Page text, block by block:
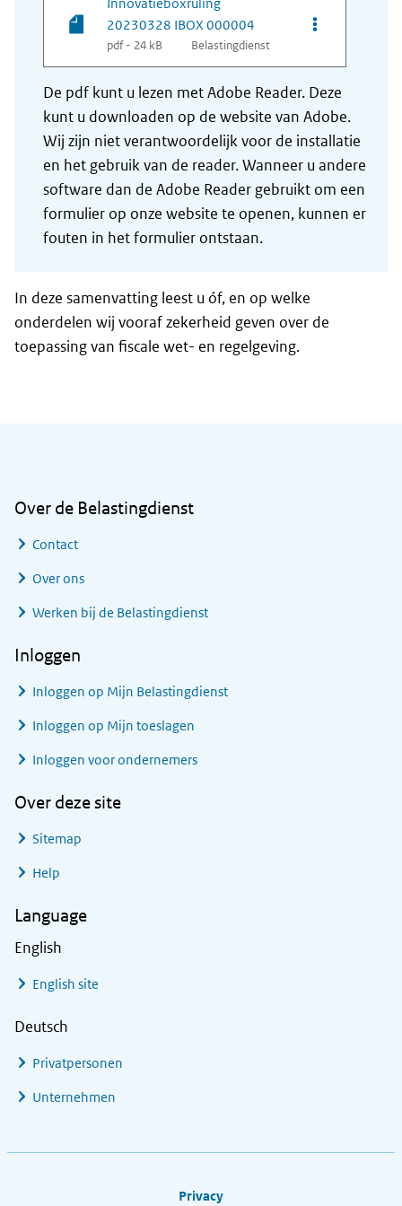
20230328 IBOX 000004
pdf - 24 kB Belastingdienst
Opties van
De pdf kunt u lezen met Adobe Reader. Deze
kunt u downloaden op de website van Adobe.
Wij zijn niet verantwoordelijk voor de installatie
en het gebruik van de reader. Wanneer u andere
software dan de Adobe Reader gebruikt om een
formulier op onze website te openen, kunnen er
fouten in het formulier ontstaan.
In deze samenvatting leest u óf, en op welke
onderdelen wij vooraf zekerheid geven over de
toepassing van fiscale wet- en regelgeving.
Over de Belastingdienst
Contact
Over ons
Werken bij de Belastingdienst
Inloggen
Inloggen op Mijn Belastingdienst
Inloggen op Mijn toeslagen
Inloggen voor ondernemers
Over deze site
Sitemap
Help
Language
English
English site
Deutsch
Privatpersonen
Unternehmen
Privacy